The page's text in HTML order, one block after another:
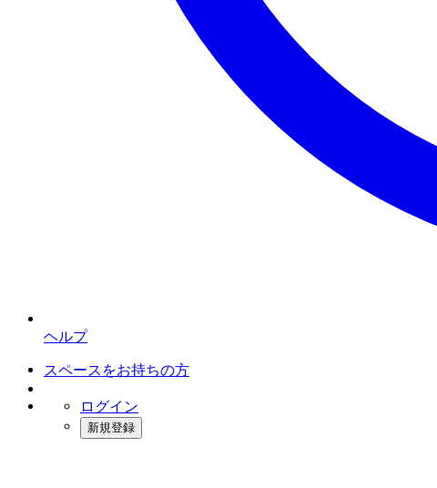
ヘルプ
スペースをお持ちの方
ログイン
新規登録